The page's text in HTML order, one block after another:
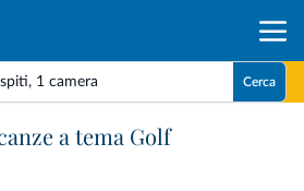
, 1 camera Cerca
a tema Golf